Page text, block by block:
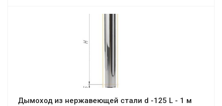
Дымоход из нержавеющей стали d -125 L - 1 м